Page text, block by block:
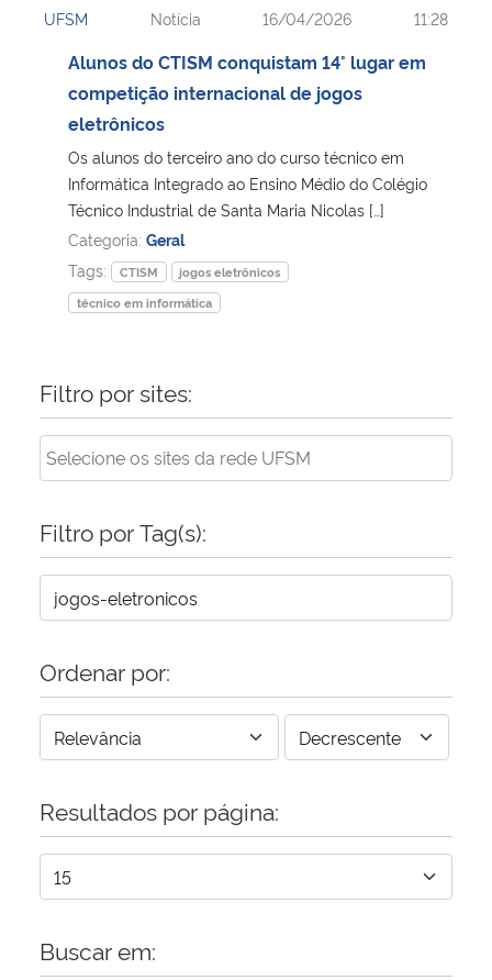
Ministério da Cidadania
Ministério de Minas e Energia
Ministério da Ciência, Tecnologia, Inovações e Comunicações
Ministério do Meio Ambiente
Ministério do Turismo
Ministério da Mulher, da Família e dos Direitos Humanos
Secretaria-Geral
Secretaria de Governo
Advocacia-Geral da União
Planalto
UFSM Notícia 16/04/2026 11:28
Alunos do CTISM conquistam 14° lugar em
competição internacional de jogos
eletrônicos
Os alunos do terceiro ano do curso técnico em
Informática Integrado ao Ensino Médio do Colégio
Técnico Industrial de Santa Maria Nicolas […]
Categoria: Geral
Tags:
CTISM
jogos eletrônicos
técnico em informática
Filtro por sites:
Filtro por Tag(s):
Ordenar por:
Resultados por página:
Buscar em: